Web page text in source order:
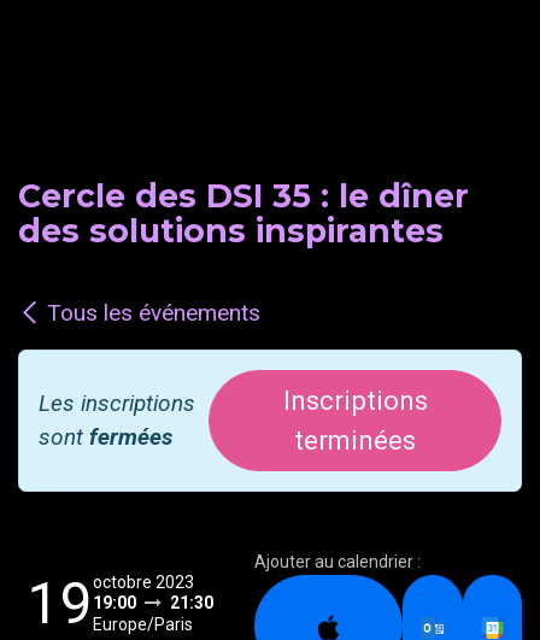
Cercle des DSI 35 : le dîner
des solutions inspirantes
Tous les événements
Les inscriptions
sont fermées
Inscriptions
terminées
19octobre 2023
19:00
21:30
Europe/Paris
Ajouter au calendrier :